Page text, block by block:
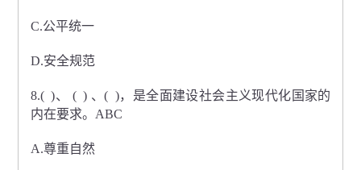
C.公平统一
D.安全规范
8.( )、 ( ) 、( )，是全面建设社会主义现代化国家的
内在要求。ABC
A.尊重自然